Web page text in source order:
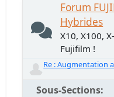
Forum
Hybrides
X10, X100,
Fujifilm !
Re : Augmentation
Sous-Sections